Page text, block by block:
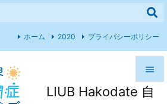
LIUB Hakodate 自


ホーム 2020 プライバシーポリシー